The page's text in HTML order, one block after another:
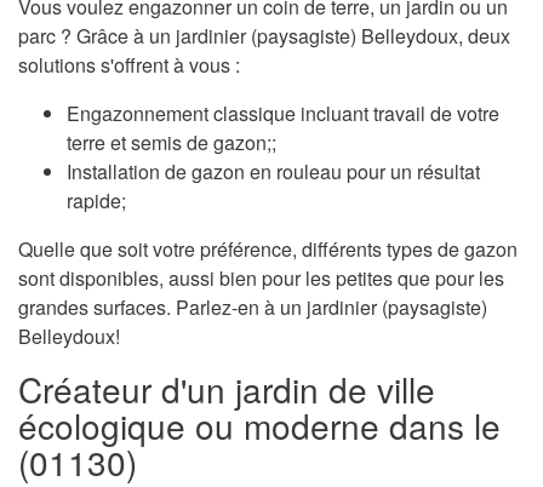
Vous voulez engazonner un coin de terre, un jardin ou un
parc ? Grâce à un jardinier (paysagiste) Belleydoux, deux
solutions s'offrent à vous :
Engazonnement classique incluant travail de votre
terre et semis de gazon;;
Installation de gazon en rouleau pour un résultat
rapide;
Quelle que soit votre préférence, différents types de gazon
sont disponibles, aussi bien pour les petites que pour les
grandes surfaces. Parlez-en à un jardinier (paysagiste)
Belleydoux!
Créateur d'un jardin de ville
écologique ou moderne dans le
(01130)